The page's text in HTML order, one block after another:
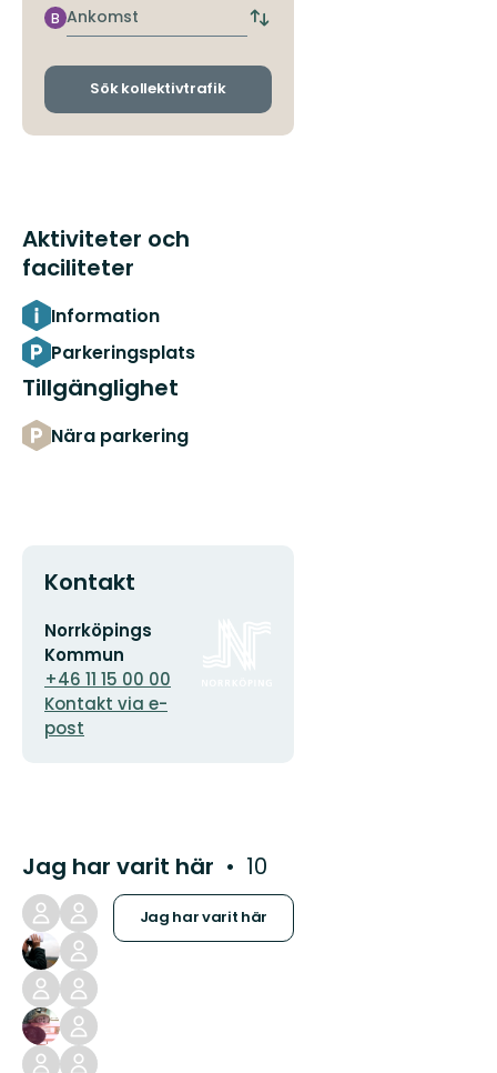
hållplats
Ankomst
B
Byt
och
Sök kollektivtrafik
Aktiviteter och
faciliteter
Information
Parkeringsplats
Tillgänglighet
Nära parkering
Kontakt
E-
postadress
Norrköpings
Kommun
+46 11 15 00 00
Kontakt via e-
post
Jag har varit här 10
Jag har varit här